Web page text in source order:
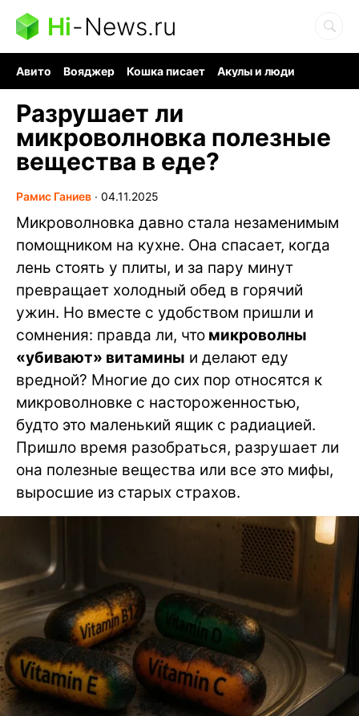
Hi-News.ru
Авито Вояджер Кошка писает
Акулы и люди
Разрушает ли
микроволновка полезные
вещества в еде?
Рамис Ганиев ∙ 04.11.2025
Микроволновка давно стала незаменимым
помощником на кухне. Она спасает, когда
лень стоять у плиты, и за пару минут
превращает холодный обед в горячий
ужин. Но вместе с удобством пришли и
сомнения: правда ли, что микроволны
«убивают» витамины и делают еду
вредной? Многие до сих пор относятся к
микроволновке с настороженностью,
будто это маленький ящик с радиацией.
Пришло время разобраться, разрушает ли
она полезные вещества или все это мифы,
выросшие из старых страхов.